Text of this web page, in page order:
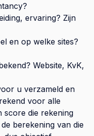
ervaring? Zijn
en op welke sites?
Website, KvK,
u verzameld en
voor alle
score die rekening
berekening van die